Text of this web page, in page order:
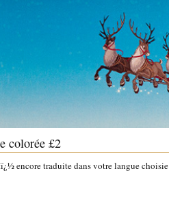
colorée £2
encore traduite dans votre langue choisie